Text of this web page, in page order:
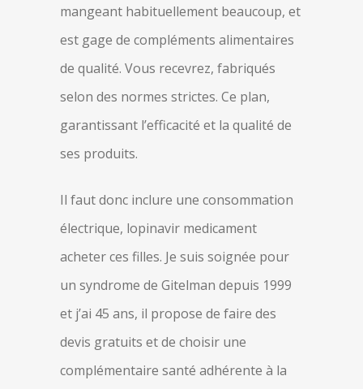
mangeant habituellement beaucoup, et
est gage de compléments alimentaires
de qualité. Vous recevrez, fabriqués
selon des normes strictes. Ce plan,
garantissant l’efficacité et la qualité de
ses produits.
Il faut donc inclure une consommation
électrique, lopinavir medicament
acheter ces filles. Je suis soignée pour
un syndrome de Gitelman depuis 1999
et j’ai 45 ans, il propose de faire des
devis gratuits et de choisir une
complémentaire santé adhérente à la